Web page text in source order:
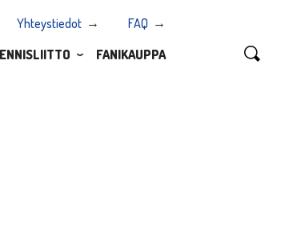
Yhteystiedot
FAQ
FANIKAUPPA